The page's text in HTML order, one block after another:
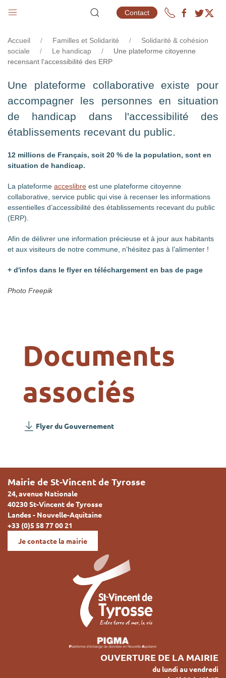
Contact
ERP
Accueil Familles et Solidarité
Solidarité & cohésion
sociale
Le handicap
Une plateforme citoyenne
recensant l'accessibilité des ERP
Une plateforme collaborative existe pour
accompagner les personnes en situation
de handicap dans l'accessibilité des
établissements recevant du public.
12 millions de Français, soit 20 % de la population, sont en
situation de handicap.
La plateforme acceslibre est une plateforme citoyenne
collaborative, service public qui vise à recenser les informations
essentielles d’accessibilité des établissements recevant du public
(ERP).
Afin de délivrer une information précieuse et à jour aux habitants
et aux visiteurs de notre commune, n’hésitez pas à l’alimenter !
+ d'infos dans le flyer en téléchargement en bas de page
Photo Freepik
Documents
associés
Flyer du Gouvernement
Mairie de St-Vincent de Tyrosse
24, avenue Nationale
40230 St-Vincent de Tyrosse
Landes - Nouvelle-Aquitaine
+33 (0)5 58 77 00 21
Je contacte la mairie
OUVERTURE DE LA MAIRIE
du lundi au vendredi